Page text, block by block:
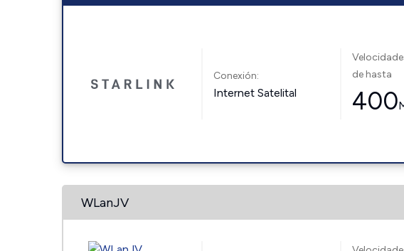
Conexión:
Internet Satelital
de hasta
400
WLanJV